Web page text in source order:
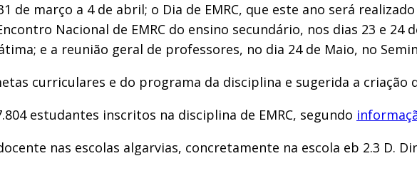
de março a 4 de abril; o Dia de EMRC, que este ano será
Nacional de EMRC do ensino secundário, nos dias 23 e
e a reunião geral de professores, no dia 24 de Maio, no
curriculares e do programa da disciplina e sugerida a criação
estudantes inscritos na disciplina de EMRC, segundo
nas escolas algarvias, concretamente na escola eb 2.3 D.